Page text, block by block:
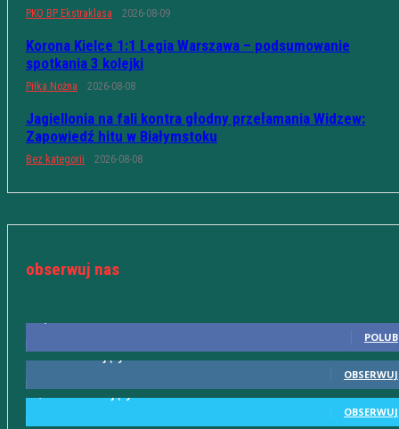
PKO BP Ekstraklasa 2026-08-09
Korona Kielce 1:1 Legia Warszawa – podsumowanie
spotkania 3 kolejki
Piłka Nożna 2026-08-08
Jagiellonia na fali kontra głodny przełamania Widzew:
Zapowiedź hitu w Białymstoku
Bez kategorii 2026-08-08
obserwuj nas
POLUB
615 Obserwujący
OBSERWUJ
2,580 Obserwujący
OBSERWUJ